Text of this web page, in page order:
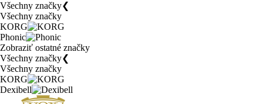
Všechny značky❮
Všechny značky
KORG
Phonic
Zobraziť ostatné značky
Všechny značky❮
Všechny značky
KORG
Dexibell